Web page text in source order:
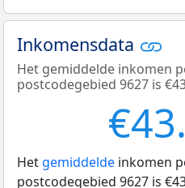
Inkomensdata
Het gemiddelde inkomen
postcodegebied 9627 is
Het gemiddelde inkomen
postcodegebied 9627 is